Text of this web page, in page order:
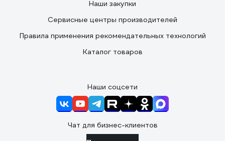
Наши закупки
Сервисные центры производителей
Правила применения рекомендательных технологий
Каталог товаров
Наши соцсети
Чат для бизнес-клиентов